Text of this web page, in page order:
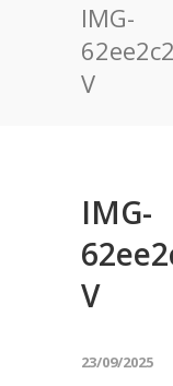
IMG-
V
IMG-
V
23/09/2025